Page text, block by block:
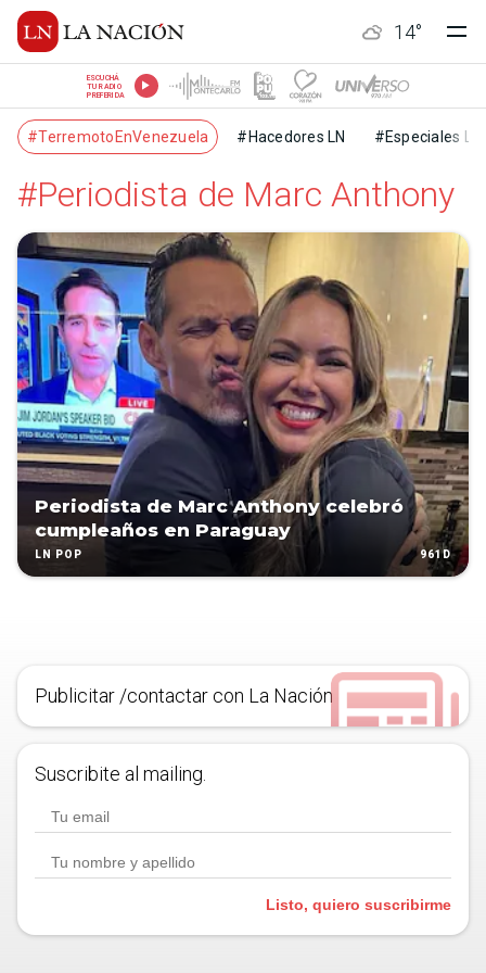
14°
ESCUCHÁ
TU RADIO
PREFERIDA
#TerremotoEnVenezuela #Hacedores LN #Especiales LN
#Periodista de Marc Anthony
Periodista de Marc Anthony celebró
cumpleaños en Paraguay
LN POP 961D
Publicitar /contactar con La Nación
Suscribite al mailing.
Listo, quiero suscribirme